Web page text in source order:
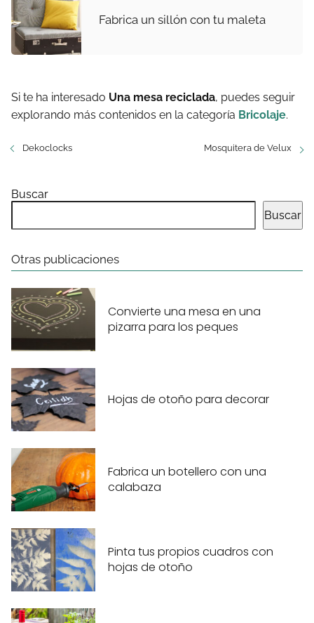
Fabrica un sillón con tu maleta
Si te ha interesado Una mesa reciclada, puedes seguir
explorando más contenidos en la categoría Bricolaje.
Dekoclocks Mosquitera de Velux
Buscar
Buscar
Otras publicaciones
Convierte una mesa en una
pizarra para los peques
Hojas de otoño para decorar
Fabrica un botellero con una
calabaza
Pinta tus propios cuadros con
hojas de otoño